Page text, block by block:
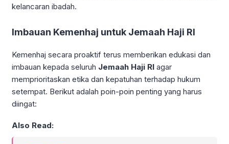
kelancaran ibadah.
Imbauan Kemenhaj untuk Jemaah Haji RI
Kemenhaj secara proaktif terus memberikan edukasi dan
imbauan kepada seluruh Jemaah Haji RI agar
memprioritaskan etika dan kepatuhan terhadap hukum
setempat. Berikut adalah poin-poin penting yang harus
diingat:
Also Read: